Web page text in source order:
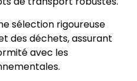
sélection rigoureuse
des déchets, assurant
avec les